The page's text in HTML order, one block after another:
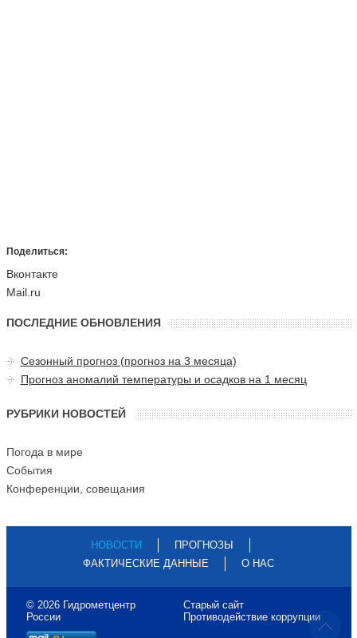
Поделиться:
Вконтакте
Mail.ru
ПОСЛЕДНИЕ ОБНОВЛЕНИЯ
Сезонный прогноз (прогноз на 3 месяца)
Прогноз аномалий температуры и осадков на 1 месяц
РУБРИКИ НОВОСТЕЙ
Погода в мире
События
Конференции, совещания
НОВОСТИ
ПРОГНОЗЫ
ФАКТИЧЕСКИЕ ДАННЫЕ
О НАС
© 2026 Гидрометцентр
России
Старый сайт
Противодействие коррупции